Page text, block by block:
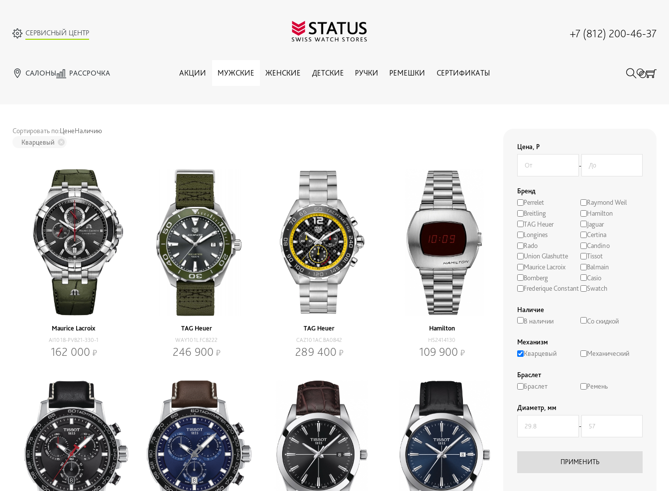
СЕРВИСНЫЙ ЦЕНТР +7 (812) 200-46-37
САЛОНЫ РАССРОЧКА АКЦИИ МУЖСКИЕ ЖЕНСКИЕ ДЕТСКИЕ РУЧКИ РЕМЕШКИ СЕРТИФИКАТЫ
Цена, Р
-
Бренд
Perrelet
Breitling
TAG Heuer
Longines
Rado
Union Glashutte
Maurice Lacroix
Bomberg
Frederique Constant
Raymond Weil
Hamilton
Jaguar
Certina
Candino
Tissot
Balmain
Casio
Swatch
Наличие
В наличии
Со скидкой
Механизм
Кварцевый
Механический
Браслет
Браслет
Ремень
Диаметр, мм
-
Сортировать по:ЦенеНаличию
Кварцевый
Maurice Lacroix
AI1018-PVB21-330-1
162 000
TAG Heuer
WAY101L.FC8222
246 900
TAG Heuer
CAZ101AC.BA0842
289 400
Hamilton
H52414130
109 900